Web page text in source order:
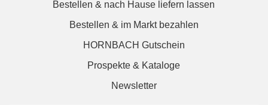
Bestellen & nach Hause liefern lassen
Bestellen & im Markt bezahlen
HORNBACH Gutschein
Prospekte & Kataloge
Newsletter